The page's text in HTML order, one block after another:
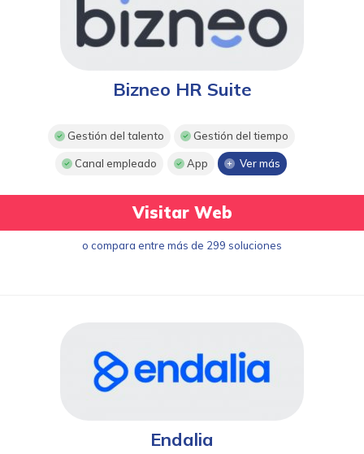
Bizneo HR Suite
Gestión del talento Gestión del tiempo
Canal empleado App Ver más
Visitar Web
o compara entre más de 299 soluciones
Endalia